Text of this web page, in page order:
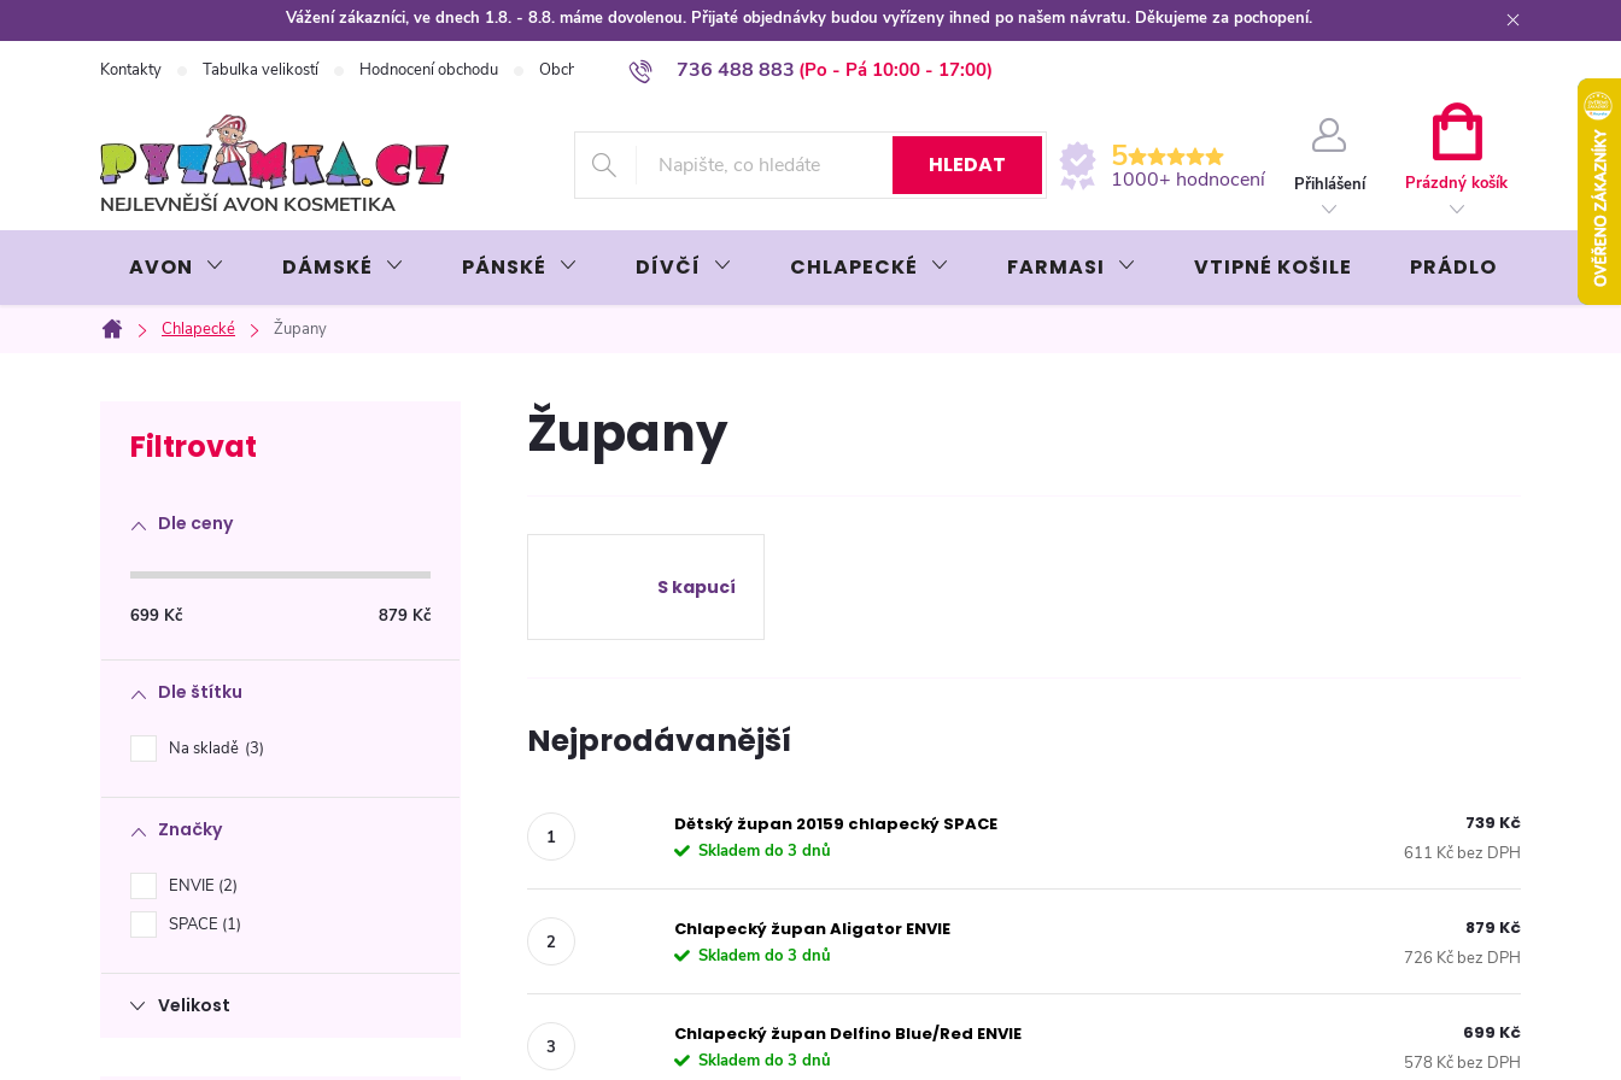
na
Vážení zákazníci, ve dnech 1.8. - 8.8. máme dovolenou. Přijaté objednávky budou vyřízeny ihned po našem návratu. Děkujeme za pochopení.
736 488 883
Kontakty Tabulka velikostí Hodnocení obchodu Obchodní podmínky Podmínky ochrany osobních údajů
HLEDAT 5
1000+ hodnocení Přihlášení
KOŠÍK
Prázdný košík
AVON DÁMSKÉ PÁNSKÉ DÍVČÍ CHLAPECKÉ FARMASI VTIPNÉ KOŠILE PRÁDLO
Domů
Chlapecké Župany
r
n
p
Dle ceny
699 Kč 879 Kč
Dle štítku
Na skladě 3
Značky
ENVIE 2
SPACE 1
Velikost
Župany
S kapucí
Nejprodávanější
Dětský župan 20159 chlapecký SPACE
Skladem do 3 dnů
739 Kč
611 Kč bez DPH
Chlapecký župan Aligator ENVIE
Skladem do 3 dnů
879 Kč
726 Kč bez DPH
Chlapecký župan Delfino Blue/Red ENVIE
Skladem do 3 dnů
699 Kč
578 Kč bez DPH